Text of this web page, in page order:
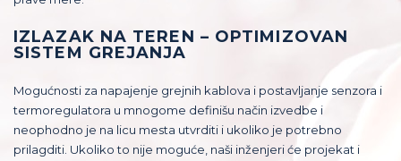
IZLAZAK NA TEREN – OPTIMIZOVAN
SISTEM GREJANJA
Mogućnosti za napajenje grejnih kablova i postavljanje senzora i
termoregulatora u mnogome definišu način izvedbe i
neophodno je na licu mesta utvrditi i ukoliko je potrebno
prilagditi. Ukoliko to nije moguće, naši inženjeri će projekat i